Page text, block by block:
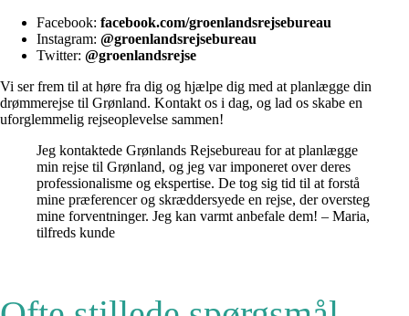
Facebook: facebook.com/groenlandsrejsebureau
Instagram: @groenlandsrejsebureau
Twitter: @groenlandsrejse
Vi ser frem til at høre fra dig og hjælpe dig med at planlægge din
drømmerejse til Grønland. Kontakt os i dag, og lad os skabe en
uforglemmelig rejseoplevelse sammen!
Jeg kontaktede Grønlands Rejsebureau for at planlægge
min rejse til Grønland, og jeg var imponeret over deres
professionalisme og ekspertise. De tog sig tid til at forstå
mine præferencer og skræddersyede en rejse, der oversteg
mine forventninger. Jeg kan varmt anbefale dem! – Maria,
tilfreds kunde